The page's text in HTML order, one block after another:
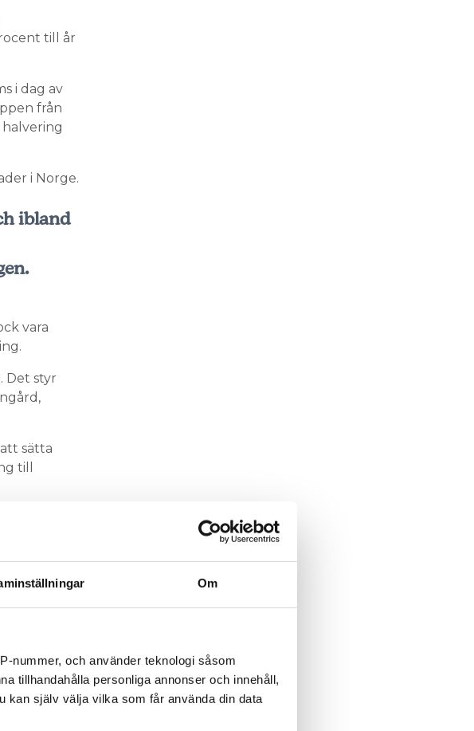
Om
nummer, och använder teknologi såsom
tillhandahålla personliga annonser och innehåll,
kan själv välja vilka som får använda din data
till år
i dag av
från
i Norge.
ibland
vara
Det styr
sätta
till
och
En
2015).
väljer
1990 har